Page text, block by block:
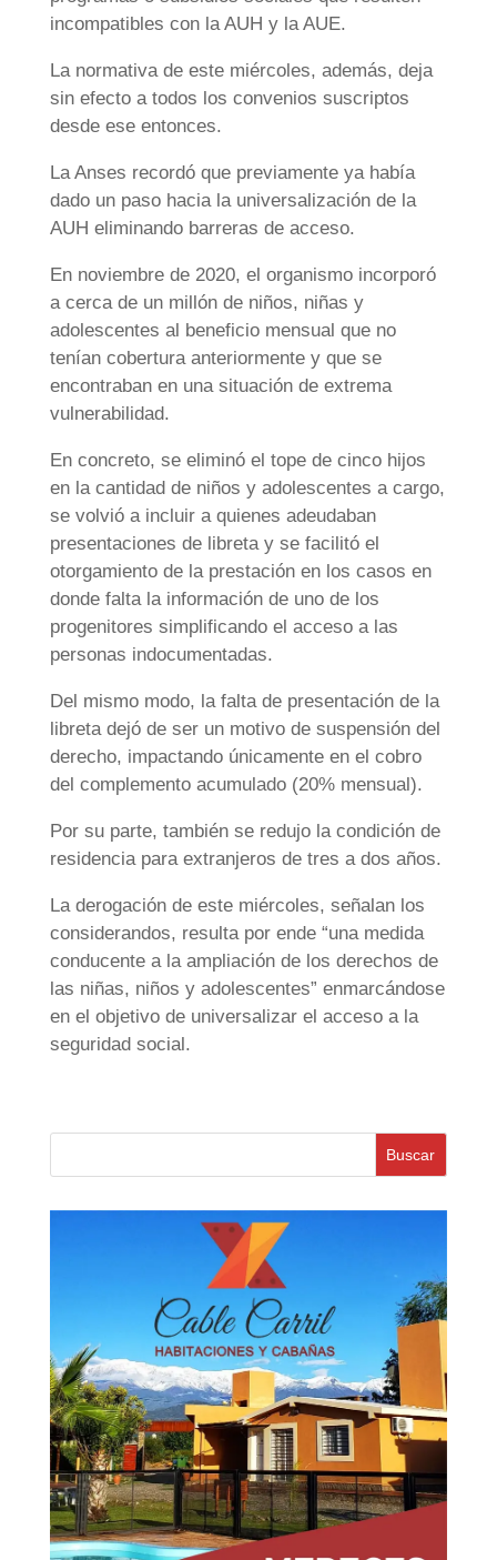
incompatibles con la AUH y la AUE.
La normativa de este miércoles, además, deja
sin efecto a todos los convenios suscriptos
desde ese entonces.
La Anses recordó que previamente ya había
dado un paso hacia la universalización de la
AUH eliminando barreras de acceso.
En noviembre de 2020, el organismo incorporó
a cerca de un millón de niños, niñas y
adolescentes al beneficio mensual que no
tenían cobertura anteriormente y que se
encontraban en una situación de extrema
vulnerabilidad.
En concreto, se eliminó el tope de cinco hijos
en la cantidad de niños y adolescentes a cargo,
se volvió a incluir a quienes adeudaban
presentaciones de libreta y se facilitó el
otorgamiento de la prestación en los casos en
donde falta la información de uno de los
progenitores simplificando el acceso a las
personas indocumentadas.
Del mismo modo, la falta de presentación de la
libreta dejó de ser un motivo de suspensión del
derecho, impactando únicamente en el cobro
del complemento acumulado (20% mensual).
Por su parte, también se redujo la condición de
residencia para extranjeros de tres a dos años.
La derogación de este miércoles, señalan los
considerandos, resulta por ende “una medida
conducente a la ampliación de los derechos de
las niñas, niños y adolescentes” enmarcándose
en el objetivo de universalizar el acceso a la
seguridad social.
Buscar